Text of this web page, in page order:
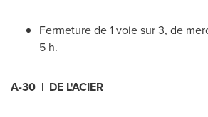
Fermeture de 1 voie sur 3, de
5 h.
A-30 | DE L'ACIER